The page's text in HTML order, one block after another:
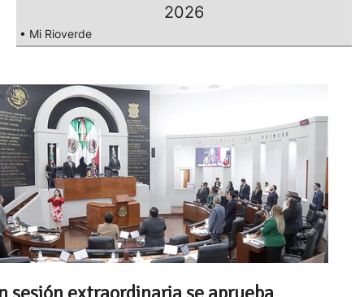
2026
• Mi Rioverde